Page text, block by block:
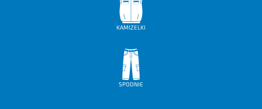
KAMIZELKI
SPODNIE